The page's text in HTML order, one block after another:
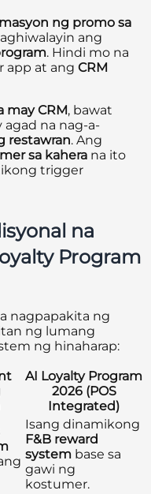
ng promo sa
ang
. Hindi mo na
app at ang CRM
may CRM, bawat
agad na nag-a-
restawran. Ang
sa kahera na ito
trigger
na
Program
nagpapakita ng
ng lumang
ng hinaharap:
AI Loyalty Program
2026 (POS
Integrated)
Isang dinamikong
F&B reward
system base sa
gawi ng
kostumer.